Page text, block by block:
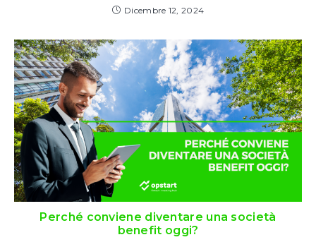
Dicembre 12, 2024
Perché conviene diventare una società
benefit oggi?